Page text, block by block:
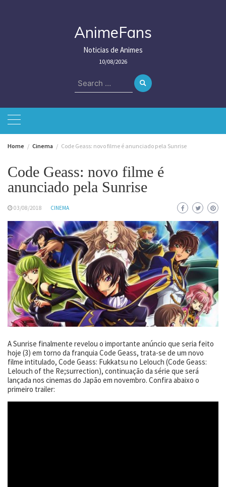
AnimeFans
Noticias de Animes
10/08/2026
Search
for:
Home Cinema Code Geass: novo filme é anunciado pela Sunrise
Code Geass: novo filme é
anunciado pela Sunrise
03/08/2018 CINEMA
A Sunrise finalmente revelou o importante anúncio que seria feito
hoje (3) em torno da franquia Code Geass, trata-se de um novo
filme intitulado, Code Geass: Fukkatsu no Lelouch (Code Geass:
Lelouch of the Re;surrection), continuação da série que será
lançada nos cinemas do Japão em novembro. Confira abaixo o
primeiro trailer: